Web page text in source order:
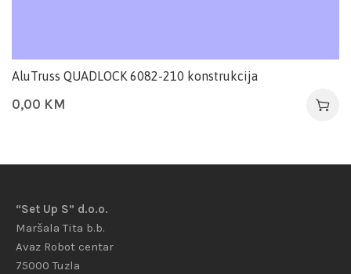
AluTruss QUADLOCK 6082-210 konstrukcija
0,00 KM
“Set Up S” d.o.o.
Maršala Tita b.b.
Avaz Robot centar
75000 Tuzla